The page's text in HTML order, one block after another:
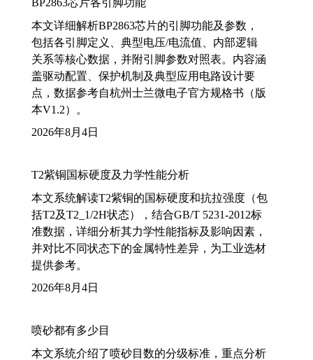
BP2863芯片各引脚功能
本文详细解析BP2863芯片的引脚功能及参数，
包括各引脚定义、典型电压/电流值、内部逻辑
关系等核心数据，并附引脚参数对照表。内容涵
盖驱动配置、保护机制及典型应用电路设计要
点，数据参考自杭州士兰微电子官方规格书（版
本V1.2）。
2026年8月4日
T2紫铜国标硬度及力学性能分析
本文系统解读T2紫铜的国标硬度和抗拉强度（包
括T2及T2_1/2H状态），结合GB/T 5231-2012标
准数据，详细分析其力学性能指标及影响因素，
并对比不同状态下的金属特性差异，为工业选材
提供参考。
2026年8月4日
喷砂都有多少目
本文系统介绍了喷砂目数的分级标准，重点分析